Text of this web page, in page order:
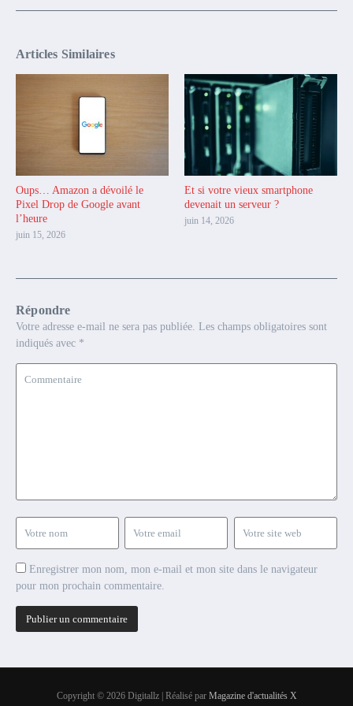
Articles Similaires
Oups… Amazon a dévoilé le
Pixel Drop de Google avant
l’heure
juin 15, 2026
Et si votre vieux smartphone
devenait un serveur ?
juin 14, 2026
Répondre
Votre adresse e-mail ne sera pas publiée. Les champs obligatoires sont
indiqués avec *
Enregistrer mon nom, mon e-mail et mon site dans le navigateur
pour mon prochain commentaire.
Copyright © 2026 Digitallz | Réalisé par Magazine d'actualités X